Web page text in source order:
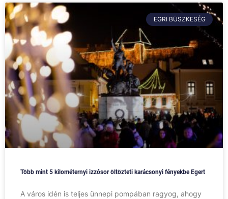
EGRI BÜSZKESÉG
Több mint 5 kilométernyi izzósor öltözteti karácsonyi fényekbe Egert
A város idén is teljes ünnepi pompában ragyog, ahogy